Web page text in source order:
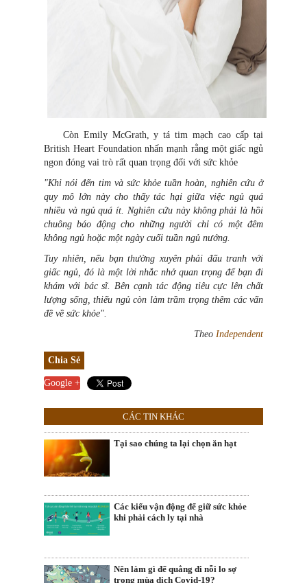
Còn Emily McGrath, y tá tim mạch cao cấp tại
British Heart Foundation nhấn mạnh rằng một giấc ngủ
ngon đóng vai trò rất quan trọng đối với sức khỏe
"Khi nói đến tim và sức khỏe tuần hoàn, nghiên cứu ở
quy mô lớn này cho thấy tác hại giữa việc ngủ quá
nhiều và ngủ quá ít. Nghiên cứu này không phải là hồi
chuông báo động cho những người chỉ có một đêm
không ngủ hoặc một ngày cuối tuần ngủ nướng.
Tuy nhiên, nếu bạn thường xuyên phải đấu tranh với
giấc ngủ, đó là một lời nhắc nhở quan trọng để bạn đi
khám với bác sĩ. Bên cạnh tác động tiêu cực lên chất
lượng sống, thiếu ngủ còn làm trầm trọng thêm các vấn
đề về sức khỏe".
Theo Independent
Chia Sẻ
Google +
CÁC TIN KHÁC
Tại sao chúng ta lại chọn ăn hạt
Các kiểu vận động để giữ sức khỏe
khi phải cách ly tại nhà
Nên làm gì để quẳng đi nỗi lo sợ
trong mùa dịch Covid-19?